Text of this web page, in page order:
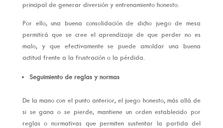
principal de generar diversión y entrenamiento honesto.
Por ello, una buena consolidación de dicho juego de mesa
permitirá que se cree el aprendizaje de que perder no es
malo, y que efectivamente se puede amoldar una buena
actitud frente a la frustración o la pérdida.
Seguimiento de reglas y normas
De la mano con el punto anterior, el juego honesto, más allá de
si se gana o se pierde, mantiene un orden establecido por
reglas o normativas que permiten sustentar la partida del